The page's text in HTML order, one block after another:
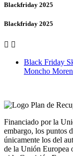
Blackfriday 2025
Blackfriday 2025
 
Black Friday
Moncho
Financiado por la
embargo, los puntos
únicamente los del
de la Unión Europea